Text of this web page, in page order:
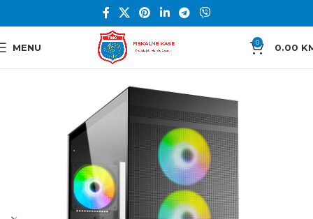
MENU 0 0.00